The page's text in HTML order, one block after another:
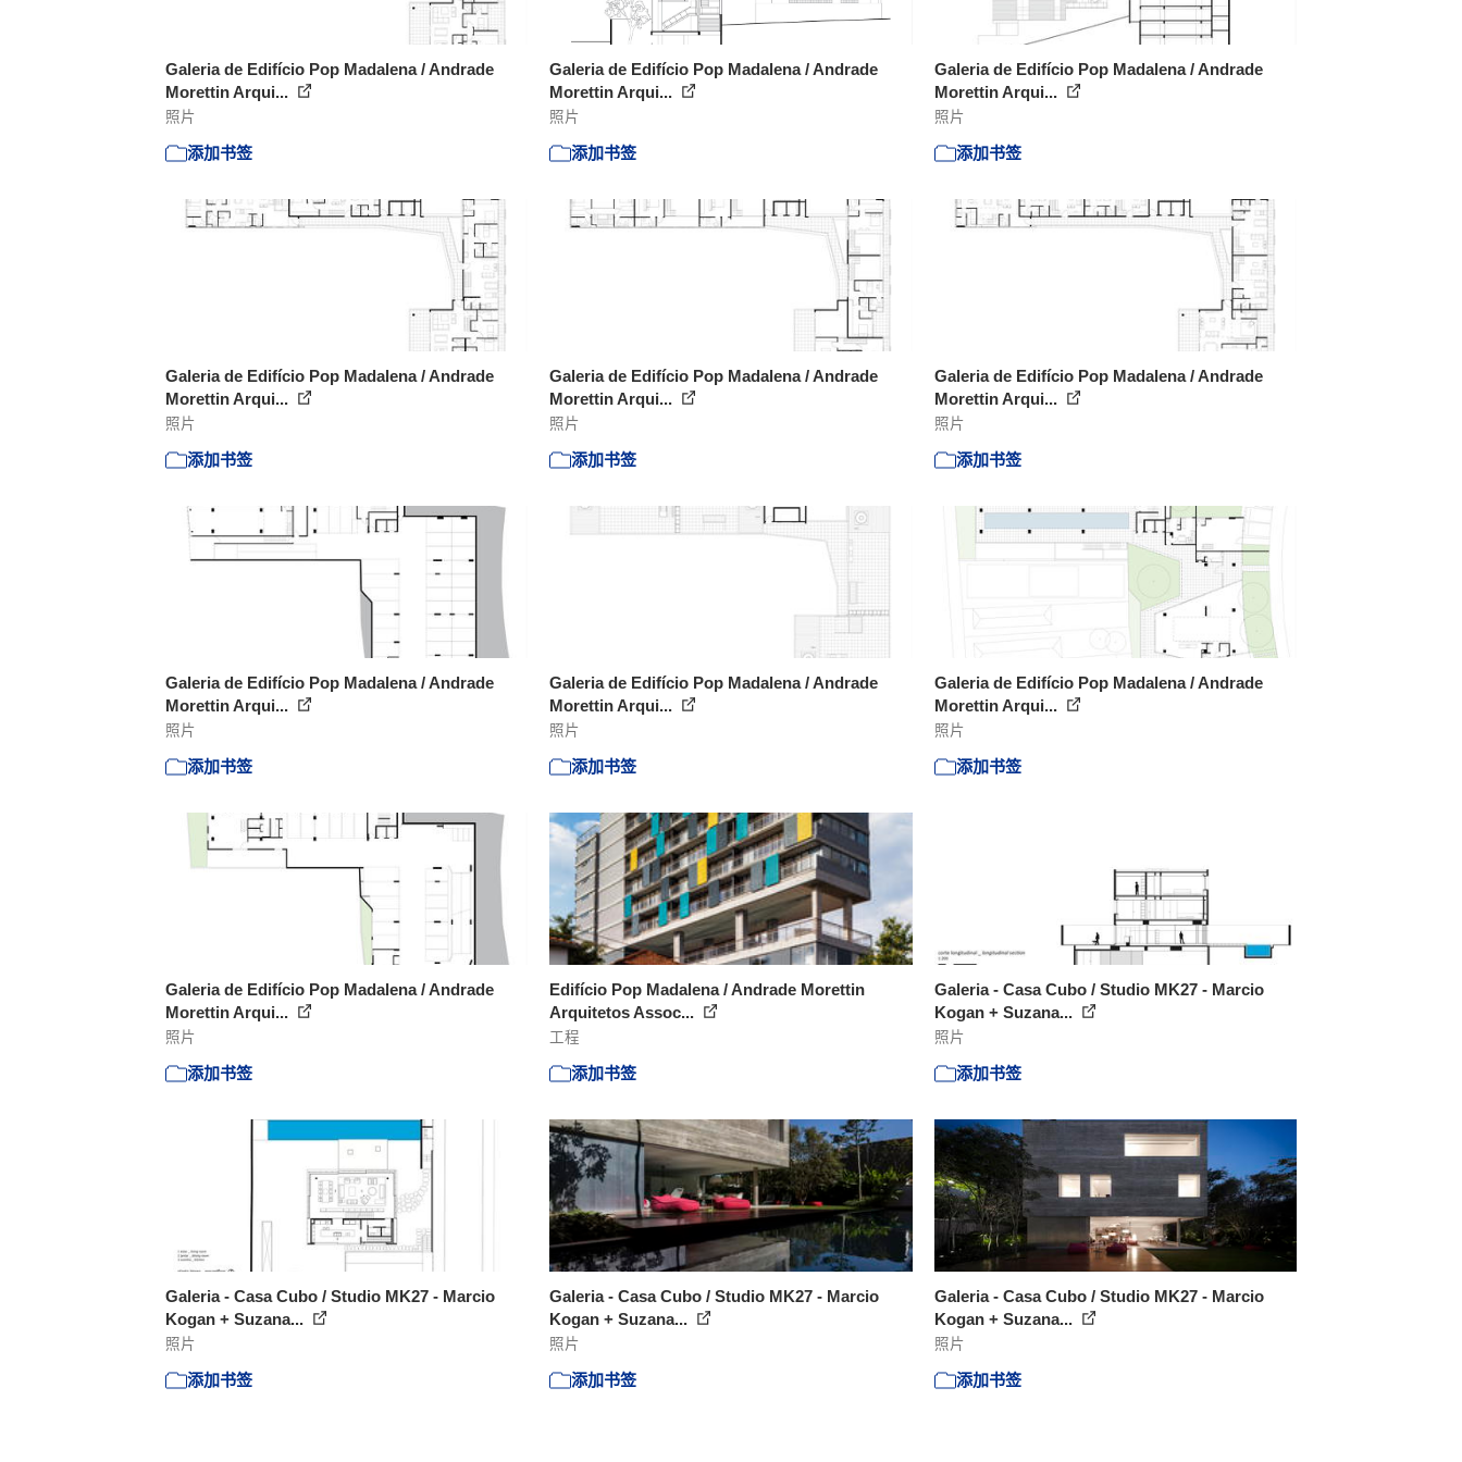
Galeria de Edifício Pop Madalena / Andrade
Morettin Arqui...
照片
添加书签
Galeria de Edifício Pop Madalena / Andrade
Morettin Arqui...
照片
添加书签
Galeria de Edifício Pop Madalena / Andrade
Morettin Arqui...
照片
添加书签
Galeria de Edifício Pop Madalena / Andrade
Morettin Arqui...
照片
添加书签
Galeria de Edifício Pop Madalena / Andrade
Morettin Arqui...
照片
添加书签
Galeria de Edifício Pop Madalena / Andrade
Morettin Arqui...
照片
添加书签
Galeria de Edifício Pop Madalena / Andrade
Morettin Arqui...
照片
添加书签
Galeria de Edifício Pop Madalena / Andrade
Morettin Arqui...
照片
添加书签
Galeria de Edifício Pop Madalena / Andrade
Morettin Arqui...
照片
添加书签
Galeria de Edifício Pop Madalena / Andrade
Morettin Arqui...
照片
添加书签
Edifício Pop Madalena / Andrade Morettin
Arquitetos Assoc...
工程
添加书签
Galeria - Casa Cubo / Studio MK27 - Marcio
Kogan + Suzana...
照片
添加书签
Galeria - Casa Cubo / Studio MK27 - Marcio
Kogan + Suzana...
照片
添加书签
Galeria - Casa Cubo / Studio MK27 - Marcio
Kogan + Suzana...
照片
添加书签
Galeria - Casa Cubo / Studio MK27 - Marcio
Kogan + Suzana...
照片
添加书签